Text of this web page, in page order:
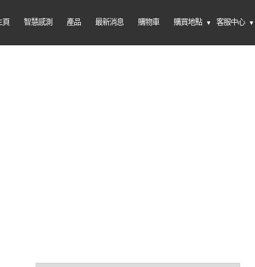
頁 智慧感測 產品 最新消息 購物車 購買地點 客服中心